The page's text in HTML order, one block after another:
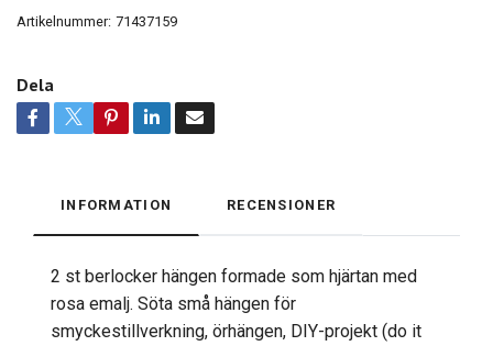
Artikelnummer: 71437159
Dela
INFORMATION RECENSIONER
2 st berlocker hängen formade som hjärtan med
rosa emalj. Söta små hängen för
smyckestillverkning, örhängen, DIY-projekt (do it